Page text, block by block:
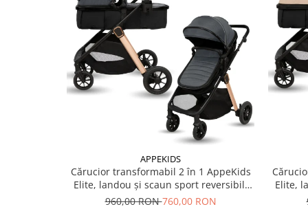
APPEKIDS
Cărucior transformabil 2 în 1 AppeKids
Elite, landou și scaun sport reversibil,
suspensii, adaptori scoică auto, până la
960,00 RON760,00 RON
Elite,